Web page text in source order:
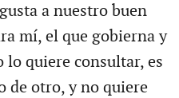
a nuestro buen
mí, el que gobierna y
lo quiere consultar, es
de otro, y no quiere